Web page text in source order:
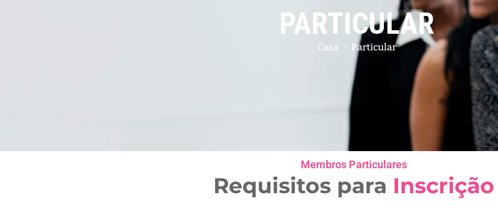
PARTICULAR
Casa Particular
Membros Particulares
Requisitos para Inscrição